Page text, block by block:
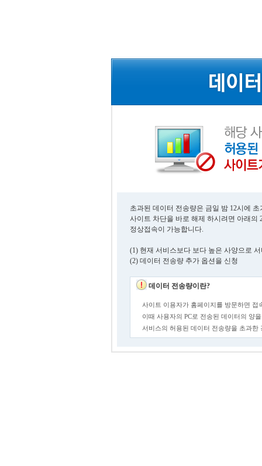
초과된 데이터 전송량은 금일 밤 12시에
사이트 차단을 바로 해제 하시려면 아래의
정상접속이 가능합니다.
(1) 현재 서비스보다 보다 높은 사양으로
(2) 데이터 전송량 추가 옵션을 신청
데이터 전송량이란?
사이트 이용자가 홈페이지를 방문하면 접
이때 사용자의 PC로 전송된 데이터의 양
서비스의 허용된 데이터 전송량을 초과